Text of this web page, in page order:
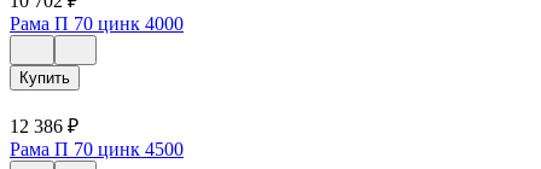
Рама П 70 цинк 4000
Купить
12 386 ₽
Рама П 70 цинк 4500